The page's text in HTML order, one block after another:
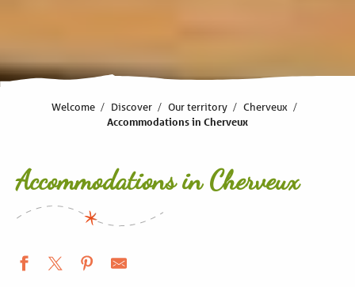
Welcome Discover Our territory Cherveux
Accommodations in Cherveux
Accommodations in Cherveux